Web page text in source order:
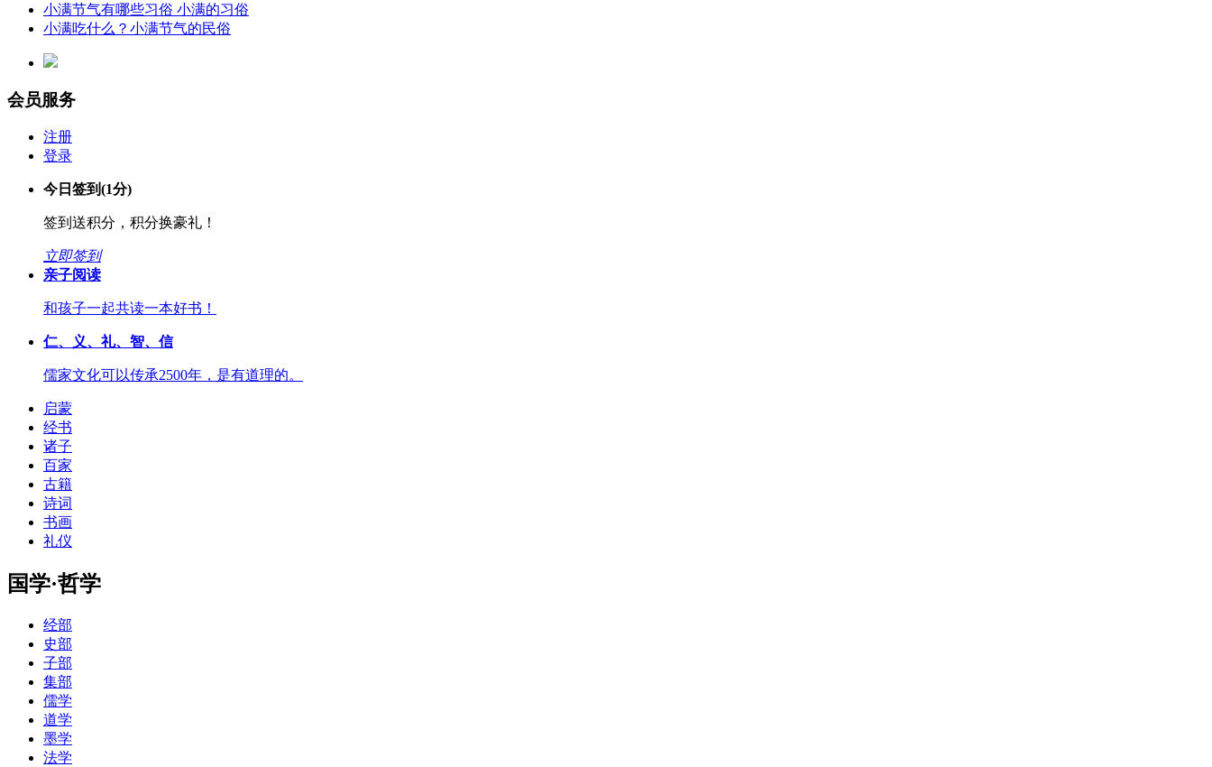
小满节气有哪些习俗 小满的习俗
小满吃什么？小满节气的民俗
会员服务
注册
登录
今日签到(1分)
签到送积分，积分换豪礼！
立即签到
亲子阅读
和孩子一起共读一本好书！
仁、义、礼、智、信
儒家文化可以传承2500年，是有道理的。
启蒙
经书
诸子
百家
古籍
诗词
书画
礼仪
国学·哲学
经部
史部
子部
集部
儒学
道学
墨学
法学